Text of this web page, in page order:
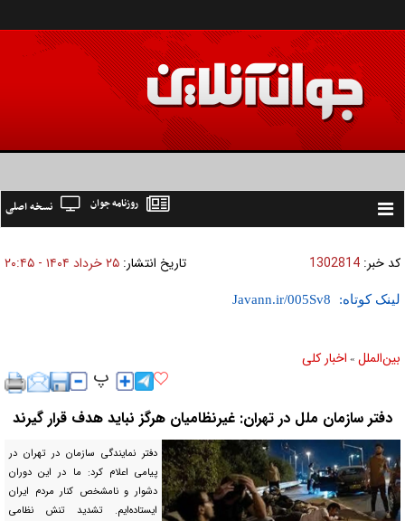
Toggle
نسخه اصلی روزنامه جوان
کد خبر: 1302814 تاریخ انتشار: ۲۵ خرداد ۱۴۰۴ - ۲۰:۴۵
لینک کوتاه:
بين‌الملل » اخبار كلی
دفتر سازمان ملل در تهران: غیرنظامیان هرگز نباید هدف قرار گیرند
دفتر نمایندگی سازمان در تهران در
پیامی اعلام کرد: ما در این دوران
دشوار و نامشخص کنار مردم ایران
ایستاده‌ایم. تشدید تنش نظامی